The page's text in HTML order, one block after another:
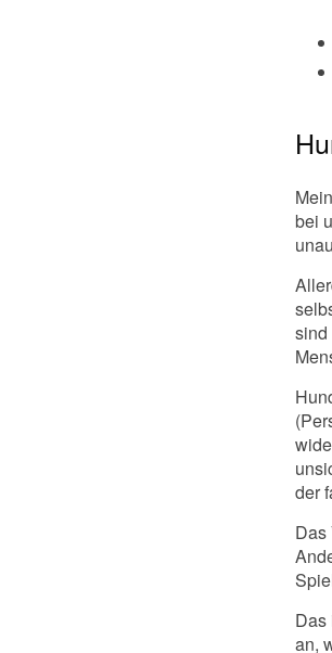
bei
sind
der
Das
Das
an,